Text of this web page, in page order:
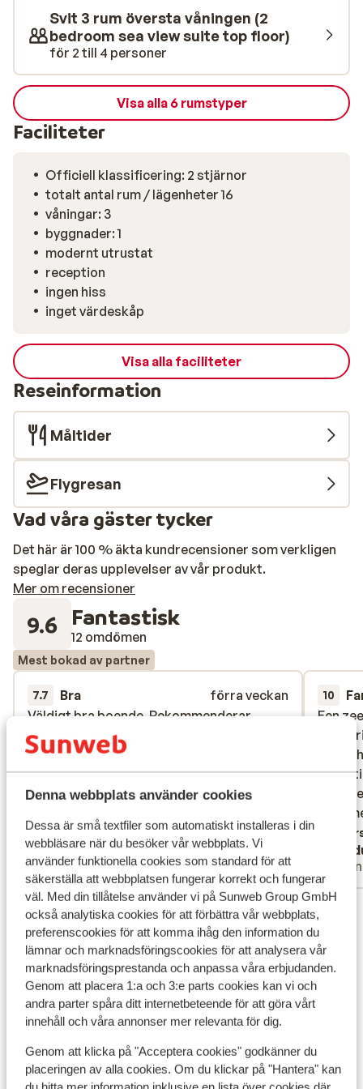
Denna webbplats använder cookies
Dessa är små textfiler som automatiskt installeras i din
webbläsare när du besöker vår webbplats. Vi
använder funktionella cookies som standard för att
säkerställa att webbplatsen fungerar korrekt och fungerar
väl. Med din tillåtelse använder vi på Sunweb Group GmbH
också analytiska cookies för att förbättra vår webbplats,
preferenscookies för att komma ihåg den information du
lämnar och marknadsföringscookies för att analysera vår
marknadsföringsprestanda och anpassa våra erbjudanden.
Genom att placera 1:a och 3:e parts cookies kan vi och
andra parter spåra ditt internetbeteende för att göra vårt
innehåll och våra annonser mer relevanta för dig.
Genom att klicka på "Acceptera cookies" godkänner du
placeringen av alla cookies. Om du klickar på "Hantera" kan
Svit 3 rum översta våningen (2
bedroom sea view suite top floor)
för 2 till 4 personer
Visa alla 6 rumstyper
Faciliteter
Officiell klassificering: 2 stjärnor
totalt antal rum / lägenheter 16
våningar: 3
byggnader: 1
modernt utrustat
reception
ingen hiss
inget värdeskåp
Visa alla faciliteter
Reseinformation
Måltider
Flygresan
Vad våra gäster tycker
Det här är 100 % äkta kundrecensioner som verkligen
speglar deras upplevelser av vår produkt.
Mer om recensioner
9.6 Fantastisk
12 omdömen
Mest bokad av partner
7.7 Bra
förra veckan
Väldigt bra boende. Rekommenderar
väldigt gästvänligt!! Enda nackdelen var
att det låg en bit från Lefkas stad och
samma med Nidri. Inte hotellets fel. Men
man blir begränsad och måste ta taxi eller
Väldigt bra boende. Rekommenderar
väldigt gästvänligt!! Enda nackdelen var
att det låg en bit från Lefkas stad och
samma med Nidri. Inte hotellets fel. Men
man blir begränsad och måste ta taxi eller
Therese
Partner
10
Een
Een
Een
Een
Ab
Visa alla 12 omdömen
Läge
Visa på karta